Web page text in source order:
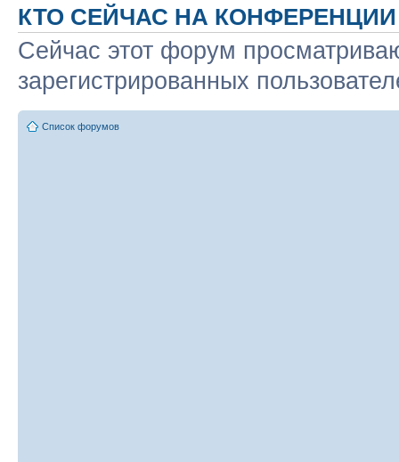
КТО СЕЙЧАС НА КОНФЕРЕНЦИИ
Сейчас этот форум
зарегистрированных
Список форумов